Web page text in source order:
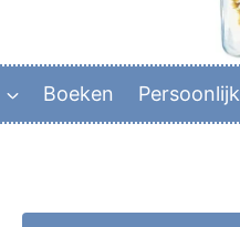
Boeken Persoonlijk